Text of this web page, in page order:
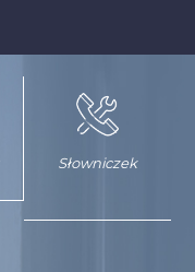
Słowniczek